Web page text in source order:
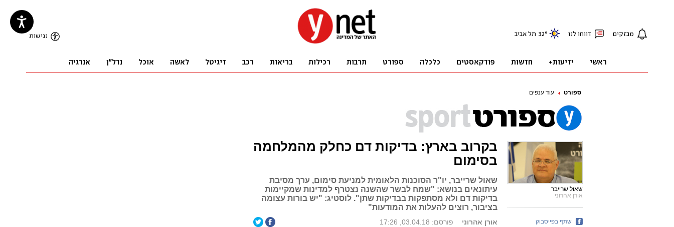
ספורט עוד ענפים
בקרוב בארץ: בדיקות דם כחלק מהמלחמה
בסימום
שאול שרייבר, יו"ר הסוכנות הלאומית למניעת סימום, ערך מסיבת
עיתונאים בנושא: "שמח לבשר שהשנה נצטרף למדינות שמקיימות
בדיקות דם ולא מסתפקות בבדיקות שתן". לוסטיג: "יש בורות עצומה
בציבור, רוצים להעלות את המודעות"
אורן אהרוני פורסם: 03.04.18, 17:26
שאול שרייבר
אורן אהרוני
שתף בפייסבוק